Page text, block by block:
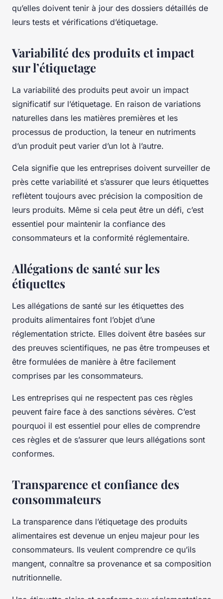
qu’elles doivent tenir à jour des dossiers détaillés de
leurs tests et vérifications d’étiquetage.
Variabilité des produits et impact
sur l’étiquetage
La variabilité des produits peut avoir un impact
significatif sur l’étiquetage. En raison de variations
naturelles dans les matières premières et les
processus de production, la teneur en nutriments
d’un produit peut varier d’un lot à l’autre.
Cela signifie que les entreprises doivent surveiller de
près cette variabilité et s’assurer que leurs étiquettes
reflètent toujours avec précision la composition de
leurs produits. Même si cela peut être un défi, c’est
essentiel pour maintenir la confiance des
consommateurs et la conformité réglementaire.
Allégations de santé sur les
étiquettes
Les allégations de santé sur les étiquettes des
produits alimentaires font l’objet d’une
réglementation stricte. Elles doivent être basées sur
des preuves scientifiques, ne pas être trompeuses et
être formulées de manière à être facilement
comprises par les consommateurs.
Les entreprises qui ne respectent pas ces règles
peuvent faire face à des sanctions sévères. C’est
pourquoi il est essentiel pour elles de comprendre
ces règles et de s’assurer que leurs allégations sont
conformes.
Transparence et confiance des
consommateurs
La transparence dans l’étiquetage des produits
alimentaires est devenue un enjeu majeur pour les
consommateurs. Ils veulent comprendre ce qu’ils
mangent, connaître sa provenance et sa composition
nutritionnelle.